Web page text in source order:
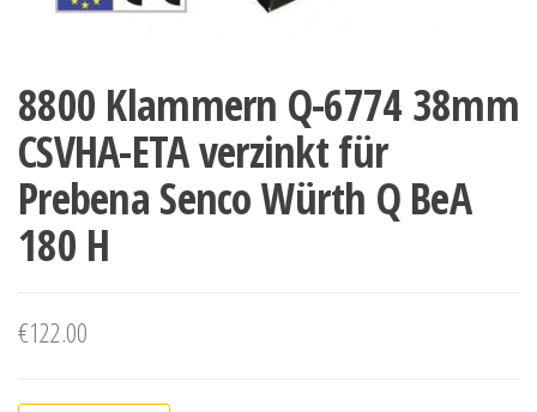
8800 Klammern Q-6774 38mm
CSVHA-ETA verzinkt für
Prebena Senco Würth Q BeA
180 H
€122.00